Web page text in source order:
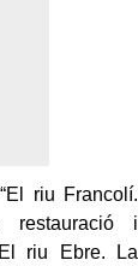
riu Francolí.
restauració i
riu Ebre. La